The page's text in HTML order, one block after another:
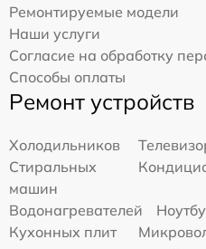
Ремонтируемые модели
Наши услуги
Согласие на обработку
Способы оплаты
Ремонт устройств
Холодильников
Стиральных
машин
Водонагревателей
Кухонных плит